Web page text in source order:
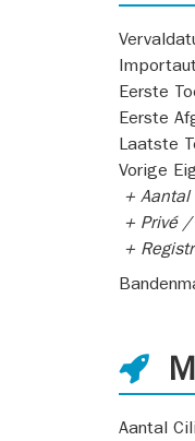
Eerste
Eerste
Laatste
Vorige
+ Aantal
+ Privé
+
Aantal